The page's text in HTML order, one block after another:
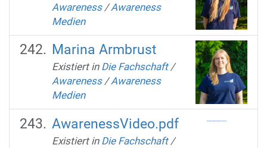
Awareness /Awareness
Medien
Marina Armbrust
Existiert in Die Fachschaft /
Awareness /Awareness
Medien
AwarenessVideo.pdf
Existiert in Die Fachschaft /